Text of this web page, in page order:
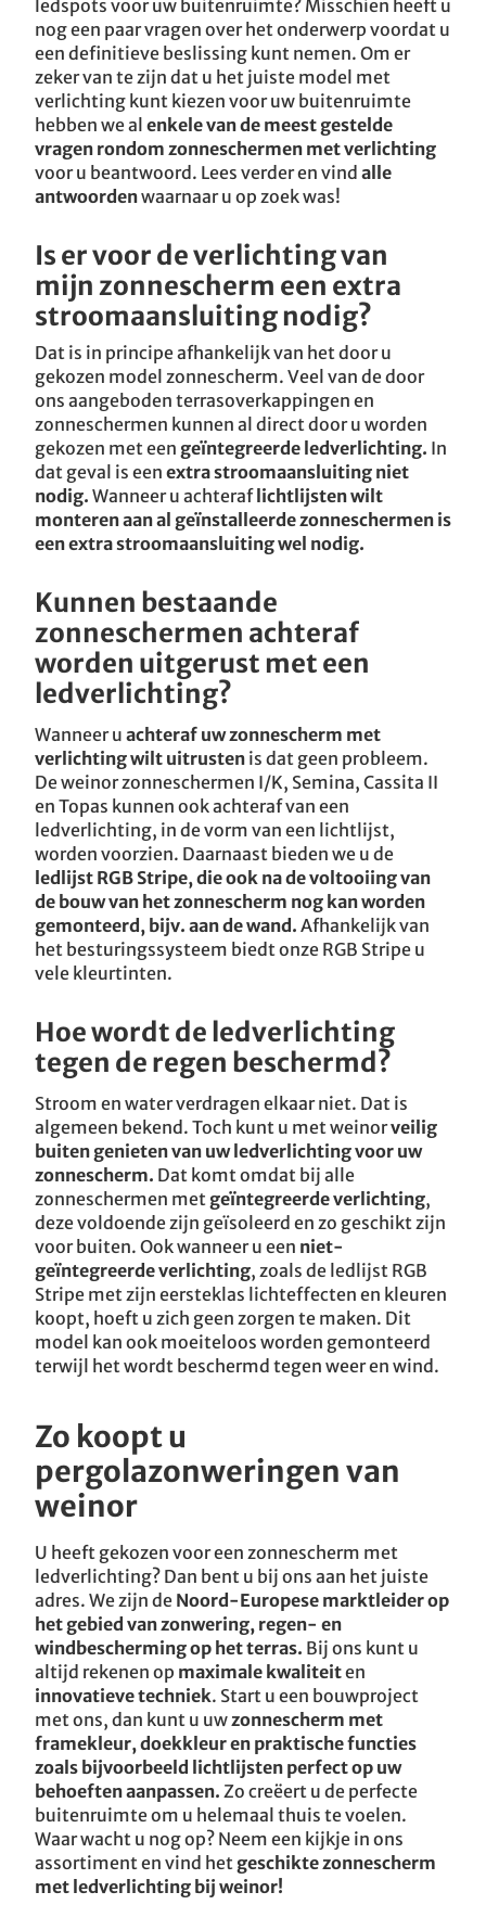
ledspots voor uw buitenruimte? Misschien heeft u
nog een paar vragen over het onderwerp voordat u
een definitieve beslissing kunt nemen. Om er
zeker van te zijn dat u het juiste model met
verlichting kunt kiezen voor uw buitenruimte
hebben we al enkele van de meest gestelde
vragen rondom zonneschermen met verlichting
voor u beantwoord. Lees verder en vind alle
antwoordenwaarnaar u op zoek was!
Is er voor de verlichting van
mijn zonnescherm een extra
stroomaansluiting nodig?
Dat is in principe afhankelijk van het door u
gekozen model zonnescherm. Veel van de door
ons aangeboden terrasoverkappingen en
zonneschermen kunnen al direct door u worden
gekozen met een geïntegreerde ledverlichting. In
dat geval is een extra stroomaansluiting niet
nodig. Wanneer u achteraf lichtlijsten wilt
monteren aan al geïnstalleerde zonneschermen is
een extra stroomaansluiting wel nodig.
Kunnen bestaande
zonneschermen achteraf
worden uitgerust met een
ledverlichting?
Wanneer u achteraf uw zonnescherm met
verlichting wilt uitrusten is dat geen probleem.
De weinor zonneschermen I/K, Semina, Cassita II
en Topas kunnen ook achteraf van een
ledverlichting, in de vorm van een lichtlijst,
worden voorzien. Daarnaast bieden we u de
ledlijst RGB Stripe, die ook na de voltooiing van
de bouw van het zonnescherm nog kan worden
gemonteerd, bijv. aan de wand. Afhankelijk van
het besturingssysteem biedt onze RGB Stripe u
vele kleurtinten.
Hoe wordt de ledverlichting
tegen de regen beschermd?
Stroom en water verdragen elkaar niet. Dat is
algemeen bekend. Toch kunt u met weinorveilig
buiten genieten van uw ledverlichting voor uw
zonnescherm. Dat komt omdat bij alle
zonneschermen met geïntegreerde verlichting,
deze voldoende zijn geïsoleerd en zo geschikt zijn
voor buiten. Ook wanneer u een niet-
geïntegreerde verlichting, zoals de ledlijst RGB
Stripe met zijn eersteklas lichteffecten en kleuren
koopt, hoeft u zich geen zorgen te maken. Dit
model kan ook moeiteloos worden gemonteerd
terwijl het wordt beschermd tegen weer en wind.
Zo koopt u
pergolazonweringen van
weinor
U heeft gekozen voor een zonnescherm met
ledverlichting? Dan bent u bij ons aan het juiste
adres. We zijn de Noord-Europese marktleider op
het gebied van zonwering, regen- en
windbescherming op het terras. Bij ons kunt u
altijd rekenen op maximale kwaliteiten
innovatieve techniek. Start u een bouwproject
met ons, dan kunt u uwzonnescherm met
framekleur, doekkleur en praktische functies
zoals bijvoorbeeld lichtlijsten perfect op uw
behoeften aanpassen. Zo creëert u de perfecte
buitenruimte om u helemaal thuis te voelen.
Waar wacht u nog op? Neem een kijkje in ons
assortiment en vind het geschikte zonnescherm
met ledverlichting bij weinor!